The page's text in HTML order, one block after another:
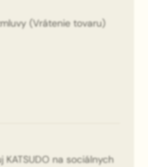
(Vrátenie tovaru)
na sociálnych